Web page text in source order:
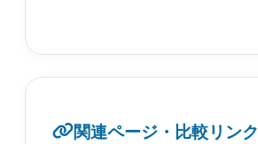
関連ページ・比較リンク